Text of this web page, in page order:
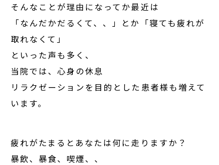
そんなことが理由になってか最近は
「なんだかだるくて、、」とか「寝ても疲れが
取れなくて」
といった声も多く、
当院では、心身の休息
リラクゼーションを目的とした患者様も増えて
います。
疲れがたまるとあなたは何に走りますか？
暴飲、暴食、喫煙、、